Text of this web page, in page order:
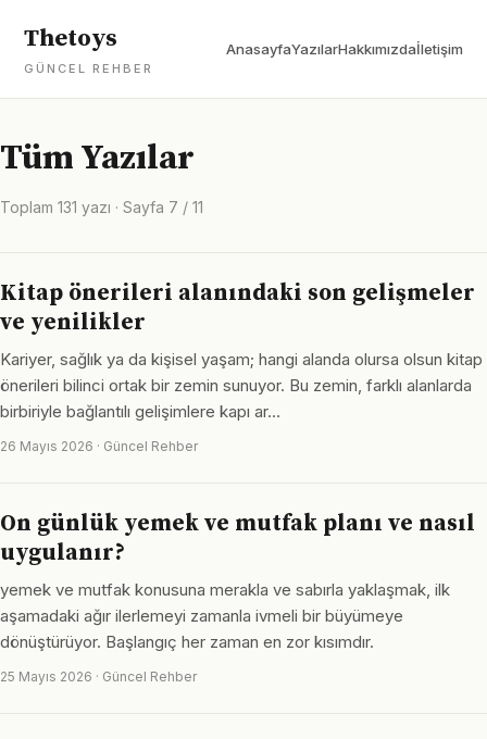
Thetoys
GÜNCEL REHBER
AnasayfaYazılarHakkımızdaİletişim
Tüm Yazılar
Toplam 131 yazı · Sayfa 7 / 11
Kitap önerileri alanındaki son gelişmeler
ve yenilikler
Kariyer, sağlık ya da kişisel yaşam; hangi alanda olursa olsun kitap
önerileri bilinci ortak bir zemin sunuyor. Bu zemin, farklı alanlarda
birbiriyle bağlantılı gelişimlere kapı ar…
26 Mayıs 2026 · Güncel Rehber
On günlük yemek ve mutfak planı ve nasıl
uygulanır?
yemek ve mutfak konusuna merakla ve sabırla yaklaşmak, ilk
aşamadaki ağır ilerlemeyi zamanla ivmeli bir büyümeye
dönüştürüyor. Başlangıç her zaman en zor kısımdır.
25 Mayıs 2026 · Güncel Rehber